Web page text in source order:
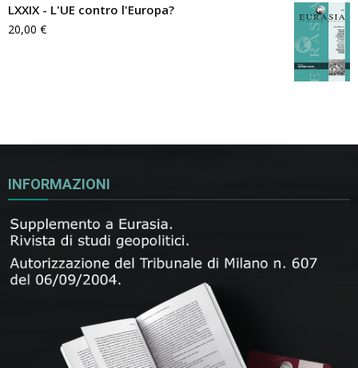
LXXIX - L'UE contro l'Europa?
20,00 €
INFORMAZIONI